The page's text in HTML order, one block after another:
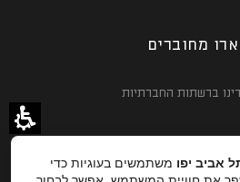
מחוברים
ברשתות החברתיות
אביב יפו משתמשים בעוגיות כדי